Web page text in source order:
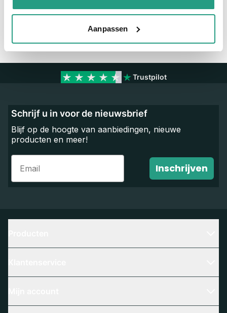
Aanpassen
Neem contact met ons op
Trustpilot
Schrijf u in voor de nieuwsbrief
Blijf op de hoogte van aanbiedingen, nieuwe
producten en meer!
Email
Inschrijven